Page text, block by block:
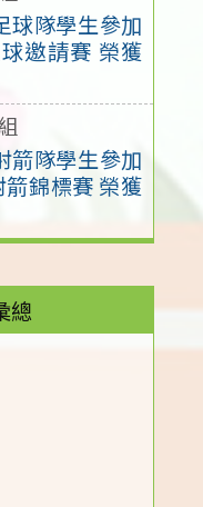
球隊學生參加
邀請賽 榮獲
箭隊學生參加
錦標賽 榮獲
總